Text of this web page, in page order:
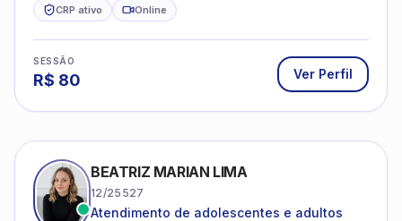
CRP ativo Online
SESSÃO
R$ 80 Ver Perfil
BEATRIZ MARIAN LIMA
12/25527
Atendimento de adolescentes e adultos